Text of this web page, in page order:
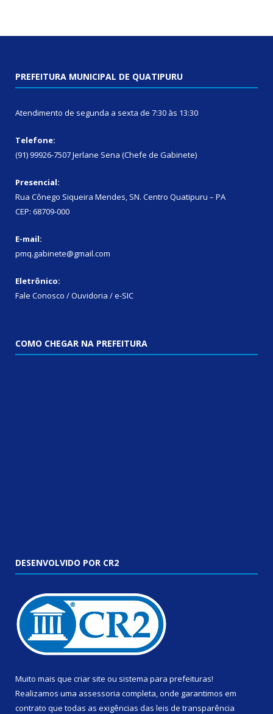
PREFEITURA MUNICIPAL DE QUATIPURU
Atendimento de segunda a sexta de 7:30 às 13:30
Telefone:
(91) 99926-7507 Jerlane Sena (Chefe de Gabinete)
Presencial:
Rua Cônego Siqueira Mendes, SN. Centro Quatipuru – PA
CEP: 68709-000
E-mail:
pmq.gabinete@gmail.com
Eletrônico:
Fale Conosco / Ouvidoria / e-SIC
COMO CHEGAR NA PREFEITURA
DESENVOLVIDO POR CR2
Muito mais que criar site ou sistema para prefeituras!
Realizamos uma assessoria completa, onde garantimos em
contrato que todas as exigências das leis de transparência